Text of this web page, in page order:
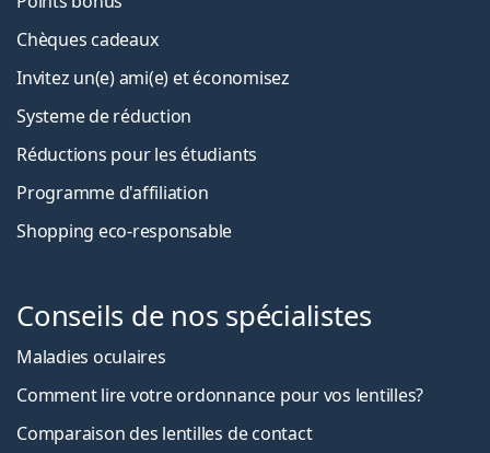
Chèques cadeaux
Invitez un(e) ami(e) et économisez
Systeme de réduction
Réductions pour les étudiants
Programme d'affiliation
Shopping eco-responsable
Conseils de nos spécialistes
Maladies oculaires
Comment lire votre ordonnance pour vos lentilles?
Comparaison des lentilles de contact